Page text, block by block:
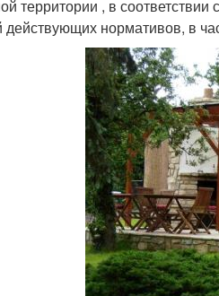
территории , в
действующих нормативов, в